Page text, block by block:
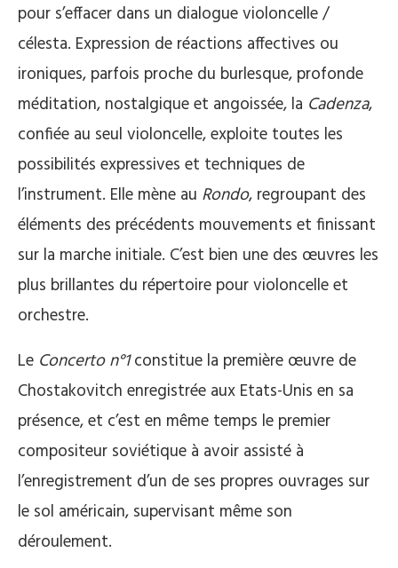
pour s’effacer dans un dialogue violoncelle /
célesta. Expression de réactions affectives ou
ironiques, parfois proche du burlesque, profonde
méditation, nostalgique et angoissée, la Cadenza,
confiée au seul violoncelle, exploite toutes les
possibilités expressives et techniques de
l’instrument. Elle mène au Rondo, regroupant des
éléments des précédents mouvements et finissant
sur la marche initiale. C’est bien une des œuvres les
plus brillantes du répertoire pour violoncelle et
orchestre.
Le Concerto n°1constitue la première œuvre de
Chostakovitch enregistrée aux Etats-Unis en sa
présence, et c’est en même temps le premier
compositeur soviétique à avoir assisté à
l’enregistrement d’un de ses propres ouvrages sur
le sol américain, supervisant même son
déroulement.